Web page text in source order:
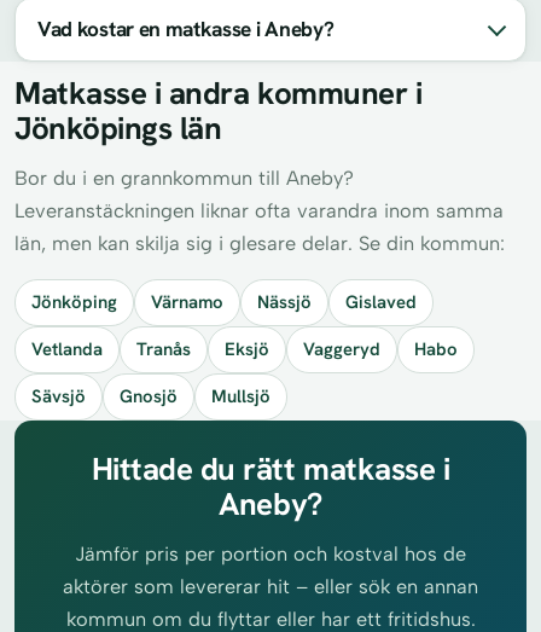
Vad kostar en matkasse i Aneby?
Matkasse i andra kommuner i
Jönköpings län
Bor du i en grannkommun till Aneby?
Leveranstäckningen liknar ofta varandra inom samma
län, men kan skilja sig i glesare delar. Se din kommun:
Jönköping Värnamo Nässjö
Gislaved
Vetlanda
Tranås Eksjö Vaggeryd
Habo
Sävsjö
Gnosjö Mullsjö
Hittade du rätt matkasse i
Aneby?
Jämför pris per portion och kostval hos de
aktörer som levererar hit – eller sök en annan
kommun om du flyttar eller har ett fritidshus.